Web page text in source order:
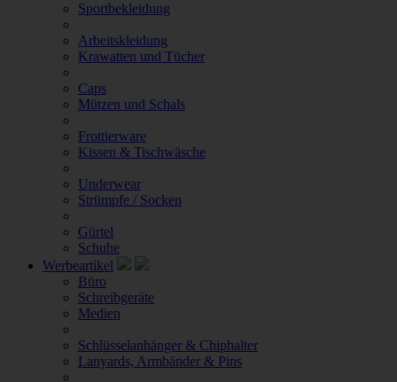
Sportbekleidung
Arbeitskleidung
Krawatten und Tücher
Caps
Mützen und Schals
Frottierware
Kissen & Tischwäsche
Underwear
Strümpfe / Socken
Gürtel
Schuhe
Werbeartikel
Büro
Schreibgeräte
Medien
Schlüsselanhänger & Chiphalter
Lanyards, Armbänder & Pins